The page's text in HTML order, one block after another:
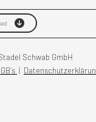
Schwab GmbH
|